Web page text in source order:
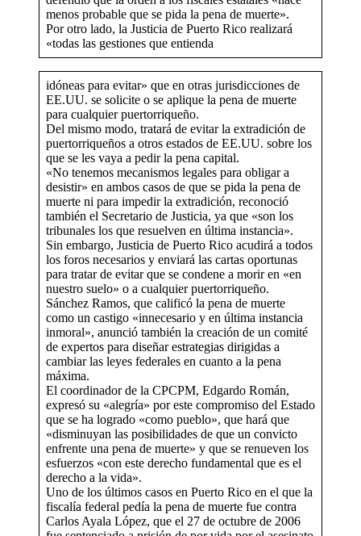
menos probable que se pida la pena de muerte».
Por otro lado, la Justicia de Puerto Rico realizará
«todas las gestiones que entienda
idóneas para evitar» que en otras jurisdicciones de
EE.UU. se solicite o se aplique la pena de muerte
para cualquier puertorriqueño.
Del mismo modo, tratará de evitar la extradición de
puertorriqueños a otros estados de EE.UU. sobre los
que se les vaya a pedir la pena capital.
«No tenemos mecanismos legales para obligar a
desistir» en ambos casos de que se pida la pena de
muerte ni para impedir la extradición, reconoció
también el Secretario de Justicia, ya que «son los
tribunales los que resuelven en última instancia».
Sin embargo, Justicia de Puerto Rico acudirá a todos
los foros necesarios y enviará las cartas oportunas
para tratar de evitar que se condene a morir en «en
nuestro suelo» o a cualquier puertorriqueño.
Sánchez Ramos, que calificó la pena de muerte
como un castigo «innecesario y en última instancia
inmoral», anunció también la creación de un comité
de expertos para diseñar estrategias dirigidas a
cambiar las leyes federales en cuanto a la pena
máxima.
El coordinador de la CPCPM, Edgardo Román,
expresó su «alegría» por este compromiso del Estado
que se ha logrado «como pueblo», que hará que
«disminuyan las posibilidades de que un convicto
enfrente una pena de muerte» y que se renueven los
esfuerzos «con este derecho fundamental que es el
derecho a la vida».
Uno de los últimos casos en Puerto Rico en el que la
fiscalía federal pedía la pena de muerte fue contra
Carlos Ayala López, que el 27 de octubre de 2006